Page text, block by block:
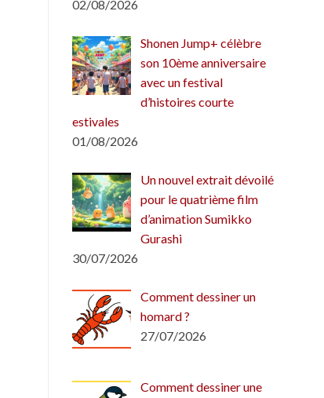
02/08/2026
Shonen Jump+ célèbre
son 10ème anniversaire
avec un festival
d’histoires courte
estivales
01/08/2026
Un nouvel extrait dévoilé
pour le quatrième film
d’animation Sumikko
Gurashi
30/07/2026
Comment dessiner un
homard ?
27/07/2026
Comment dessiner une